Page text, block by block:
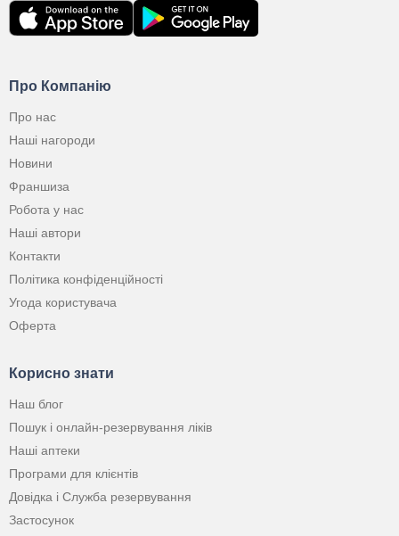
Про Компанію
Про нас
Наші нагороди
Новини
Франшиза
Робота у нас
Наші автори
Контакти
Політика конфіденційності
Угода користувача
Оферта
Корисно знати
Наш блог
Пошук і онлайн-резервування ліків
Наші аптеки
Програми для клієнтів
Довідка і Служба резервування
Застосунок